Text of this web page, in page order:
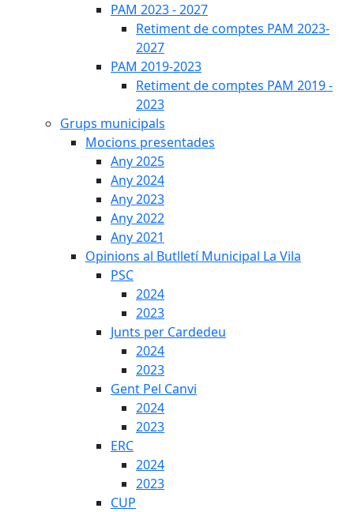
PAM 2023 - 2027
Retiment de comptes PAM 2023-
2027
PAM 2019-2023
Retiment de comptes PAM 2019 -
2023
Grups municipals
Mocions presentades
Any 2025
Any 2024
Any 2023
Any 2022
Any 2021
Opinions al Butlletí Municipal La Vila
PSC
2024
2023
Junts per Cardedeu
2024
2023
Gent Pel Canvi
2024
2023
ERC
2024
2023
CUP